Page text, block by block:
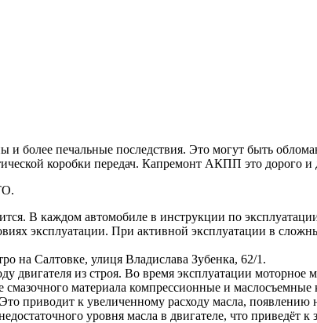
и более печальные последствия. Это могут быть
коробки передач. Капремонт АКПП это дорого и
В каждом автомобиле в инструкции по
эксплуатации. При активной эксплуатации в
Салтовке, улиця Владислава Зубенка, 62/1.
двигателя из строя. Во время эксплуатации моторное
материала компрессионные и
приводит к увеличенному расходу масла,
уровня масла в двигателе, что